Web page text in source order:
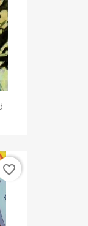
favorite_border